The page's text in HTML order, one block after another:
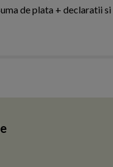
de plata + declaratii si